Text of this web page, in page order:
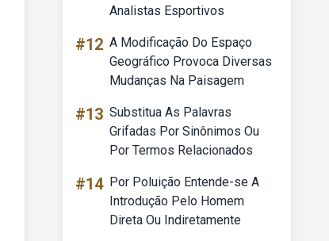
Analistas Esportivos
#12 A Modificação Do Espaço
Geográfico Provoca Diversas
Mudanças Na Paisagem
#13 Substitua As Palavras
Grifadas Por Sinônimos Ou
Por Termos Relacionados
#14 Por Poluição Entende-se A
Introdução Pelo Homem
Direta Ou Indiretamente